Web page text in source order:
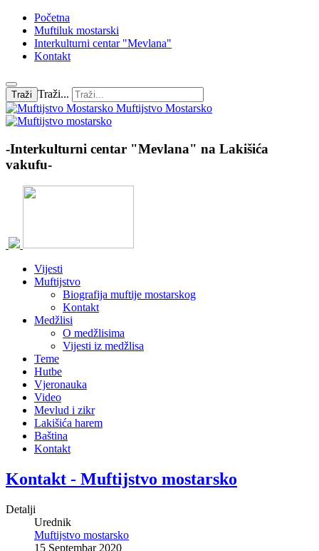
Početna
Muftiluk mostarski
Interkulturni centar "Mevlana"
Kontakt
Traži Traži...
Muftijstvo Mostarsko
-Interkulturni centar "Mevlana" na Lakišića
vakufu-
Vijesti
Muftijstvo
Biografija muftije mostarskog
Kontakt
Medžlisi
O medžlisima
Vijesti iz medžlisa
Teme
Hutbe
Vjeronauka
Video
Mevlud i zikr
Lakišića harem
Baština
Kontakt
Kontakt - Muftijstvo mostarsko
Detalji
Urednik
Muftijstvo mostarsko
15 Septembar 2020